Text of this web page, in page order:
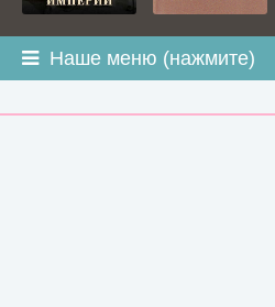
Наше меню (нажмите)